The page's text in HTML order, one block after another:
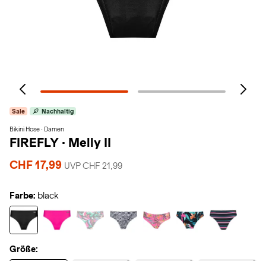
Sale Nachhaltig
Bikini Hose · Damen
FIREFLY · Melly II
CHF 17,99 UVP CHF 21,99
Farbe: black
Größe: